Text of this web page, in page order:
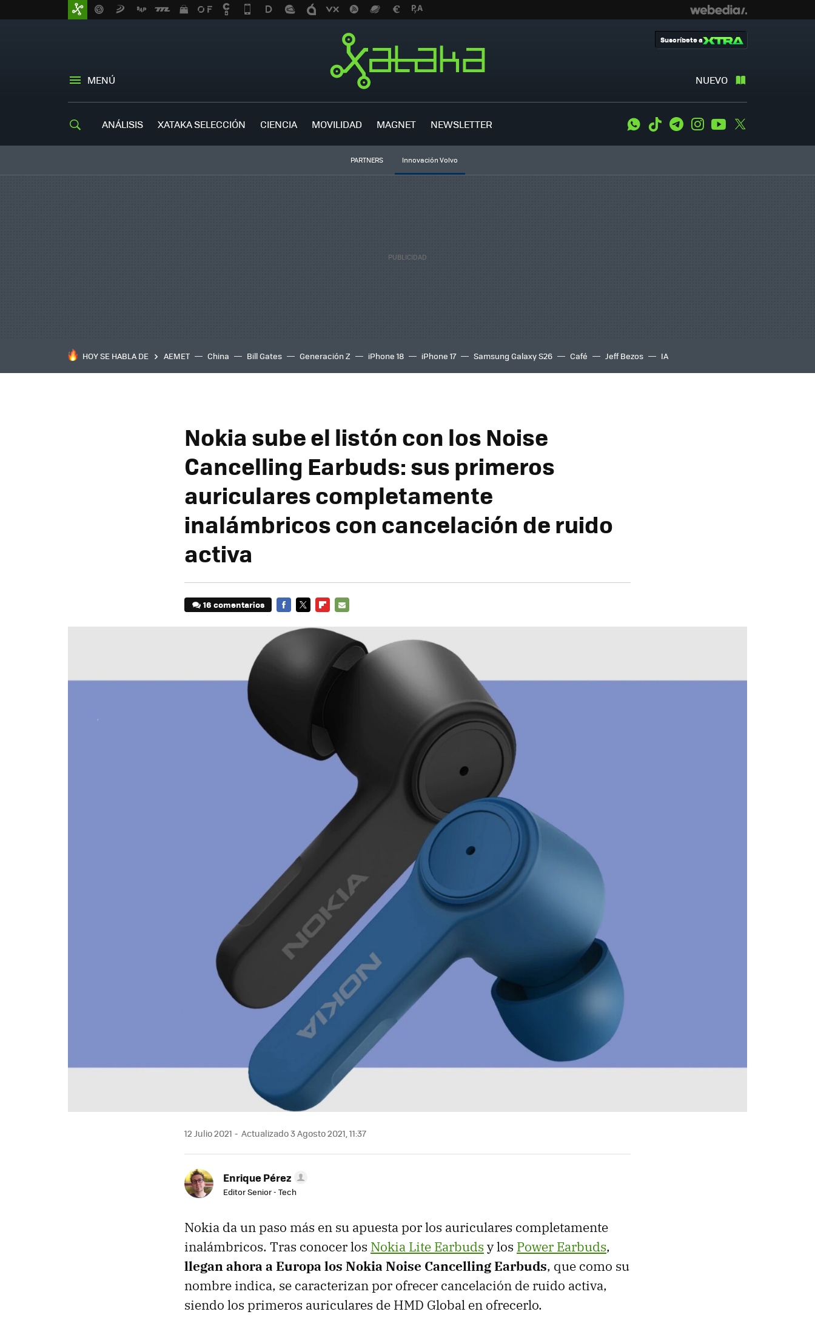
MENÚ NUEVO
Suscríbete a
ANÁLISIS XATAKA SELECCIÓN CIENCIA MOVILIDAD MAGNET NEWSLETTER WhatsApp
Tiktok TelegramInstagramYoutube
PARTNERS Innovación Volvo
HOY SE HABLA DE AEMET China Bill Gates Generación Z iPhone 18 iPhone 17 Samsung Galaxy S26 Café Jeff Bezos IA
Nokia sube el listón con los Noise
Cancelling Earbuds: sus primeros
auriculares completamente
inalámbricos con cancelación de ruido
activa
16 comentarios
MAIL
12 Julio 2021 Actualizado 3 Agosto 2021, 11:37
Enrique Pérez
Editor Senior - Tech
Nokia da un paso más en su apuesta por los auriculares completamente
inalámbricos. Tras conocer los Nokia Lite Earbuds y los Power Earbuds,
llegan ahora a Europa los Nokia Noise Cancelling Earbuds, que como su
nombre indica, se caracterizan por ofrecer cancelación de ruido activa,
siendo los primeros auriculares de HMD Global en ofrecerlo.